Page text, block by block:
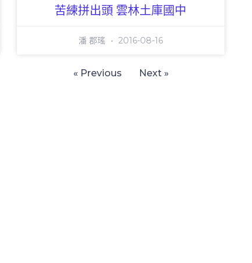
苦練拼出頭 雲林土庫國中
潘 郡瑤 2016-08-16
« Previous Next »